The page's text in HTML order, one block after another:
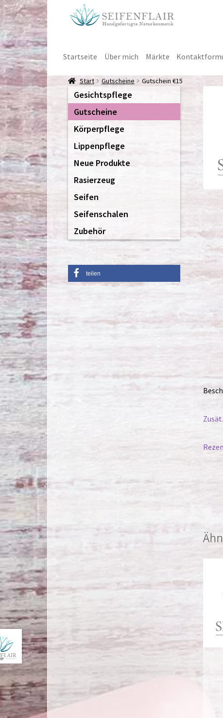
Navigation
Inhalt
Startseite Über mich Märkte
Start Gutscheine Gutschein €15
Gesichtspflege
Gutscheine
Körperpflege
Lippenpflege
Neue Produkte
Rasierzeug
Seifen
Seifenschalen
Zubehör
teilen